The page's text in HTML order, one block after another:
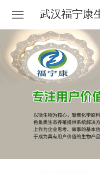
武汉福宁康